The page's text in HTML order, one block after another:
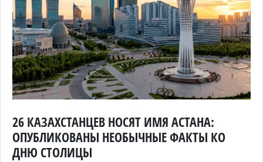
26 КАЗАХСТАНЦЕВ НОСЯТ ИМЯ АСТАНА:
ОПУБЛИКОВАНЫ НЕОБЫЧНЫЕ ФАКТЫ КО
ДНЮ СТОЛИЦЫ